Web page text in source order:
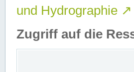
und Hydrographie ↗
Zugriff auf die